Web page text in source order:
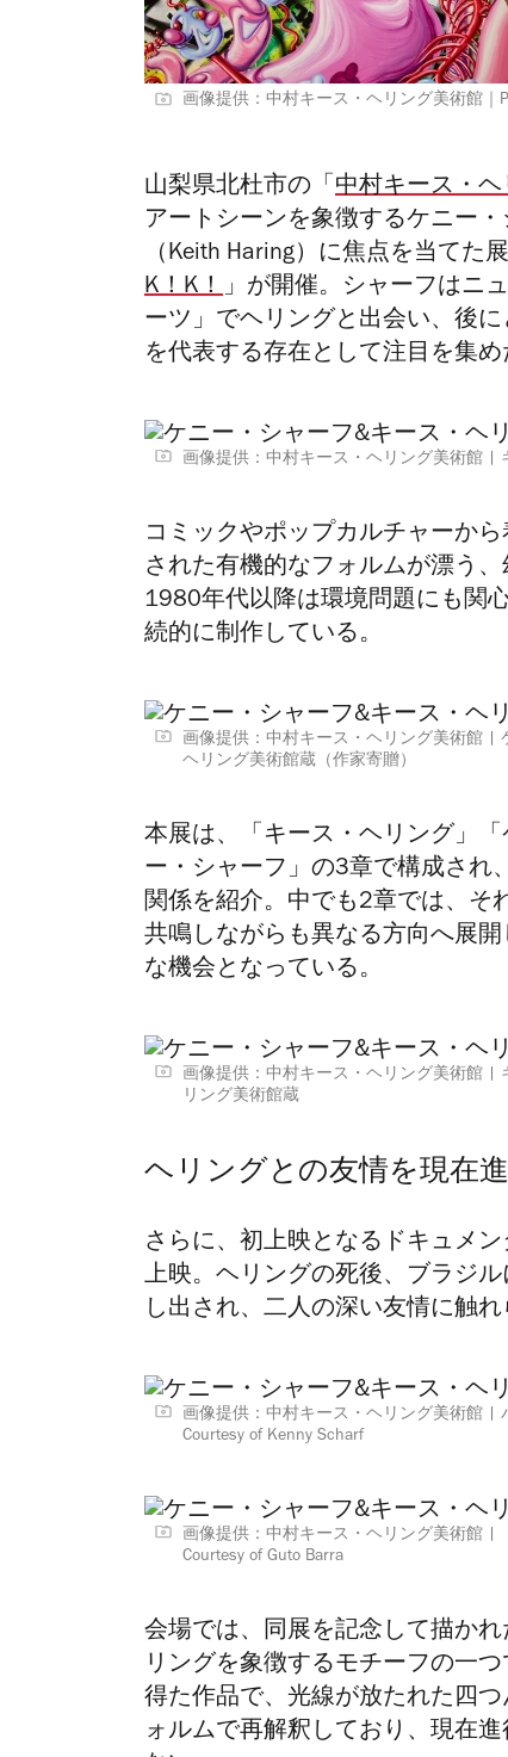
画像提供：中村キース・ヘリング美術館｜
山梨県北杜市の「 中村キース・
アートシーンを象徴するケニー
（Keith Haring）に焦点を当てた
K！K！」が開催。シャーフはニ
ーツ」でヘリングと出会い、後
を代表する存在として注目を集め
画像提供：中村キース・ヘリング美術館
コミックやポップカルチャーか
された有機的なフォルムが漂う
1980年代以降は環境問題にも関
続的に制作している。
画像提供：中村キース・ヘリング美術館
ヘリング美術館蔵（作家寄贈）
本展は、「キース・ヘリング」
ー・シャーフ」の3章で構成され
関係を紹介。中でも2章では、そ
共鳴しながらも異なる方向へ展
な機会となっている。
画像提供：中村キース・ヘリング美術館
リング美術館蔵
ヘリングとの友情を現在
さらに、初上映となるドキュメン
上映。ヘリングの死後、ブラジ
し出され、二人の深い友情に触れ
画像提供：中村キース・ヘリング美術館
Courtesy of Kenny Scharf
画像提供：中村キース・ヘリング美術館
Courtesy of Guto Barra
会場では、同展を記念して描か
リングを象徴するモチーフの一
得た作品で、光線が放たれた四
ォルムで再解釈しており、現在